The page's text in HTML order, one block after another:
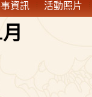
資訊 活動照片